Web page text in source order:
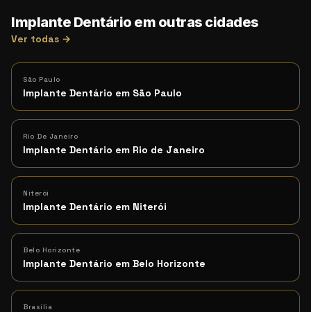
Implante Dentário em outras cidades
Ver todas →
São Paulo
Implante Dentário em São Paulo
Rio De Janeiro
Implante Dentário em Rio de Janeiro
Niterói
Implante Dentário em Niterói
Belo Horizonte
Implante Dentário em Belo Horizonte
Brasília